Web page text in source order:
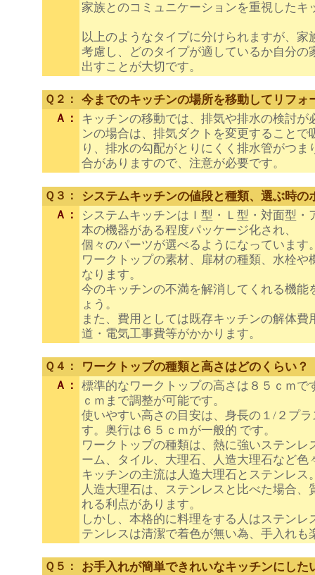
家族とのコミュニケーションを重視したキ
以上のようなタイプに分けられますが、家
考慮し、どのタイプが適しているか自分の
出すことが大切です。
Ｑ２： 今までのキッチンの場所を移動してリフォ
Ａ：
キッチンの移動では、排気や排水の検討が
ンの場合は、排気ダクトを変更することで
り、排水の勾配がとりにくく排水管がつま
合がありますので、注意が必要です。
Ｑ３： システムキッチンの値段と種類、選ぶ時の
Ａ：
システムキッチンはＩ型・Ｌ型・対面型・
本の機器がある程度パッケージ化され、
個々のパーツが選べるようになっています
ワークトップの素材、扉材の種類、水栓や
なります。
今のキッチンの不満を解消してくれる機能
ょう。
また、費用としては既存キッチンの解体費
道・電気工事費等がかかります。
Ｑ４： ワークトップの種類と高さはどのくらい？
Ａ：
標準的なワークトップの高さは８５ｃｍで
ｃｍまで調整が可能です。
使いやすい高さの目安は、身長の１/２プ
す。奥行は６５ｃｍが一般的 です。
ワークトップの種類は、熱に強いステンレ
ーム、タイル、大理石、人造大理石など色
キッチンの主流は人造大理石とステンレス
人造大理石は、ステンレスと比べた場合、
れる利点があります。
しかし、本格的に料理をする人はステンレ
テンレスは清潔で着色が無い為、手入れも
Ｑ５： お手入れが簡単できれいなキッチンにした